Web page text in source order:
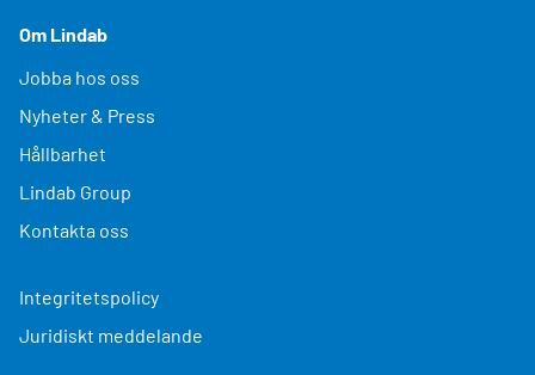
Om Lindab
Jobba hos oss
Nyheter & Press
Hållbarhet
Lindab Group
Kontakta oss
Integritetspolicy
Juridiskt meddelande